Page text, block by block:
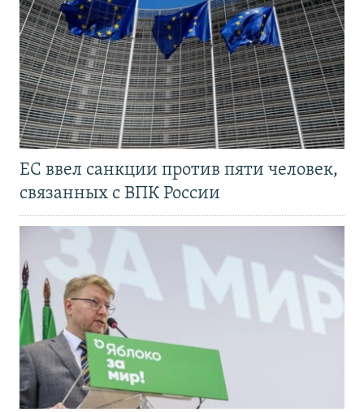
ЕС ввел санкции против пяти человек,
связанных с ВПК России